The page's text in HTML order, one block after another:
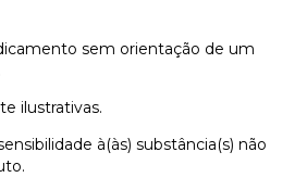
sem orientação de um
ilustrativas.
à(às) substância(s) não